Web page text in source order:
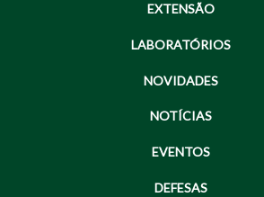
EXTENSÃO
LABORATÓRIOS
NOVIDADES
NOTÍCIAS
EVENTOS
DEFESAS